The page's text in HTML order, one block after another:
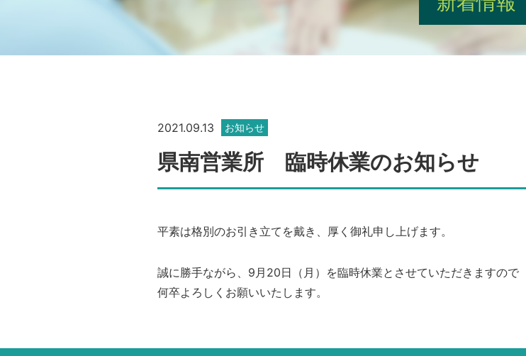
2021.09.13 お知らせ
県南営業所 臨時休業のお知らせ
平素は格別のお引き立てを戴き、厚く御礼申し上げます。
誠に勝手ながら、9月20日（月）を臨時休業とさせていただきますので
何卒よろしくお願いいたします。